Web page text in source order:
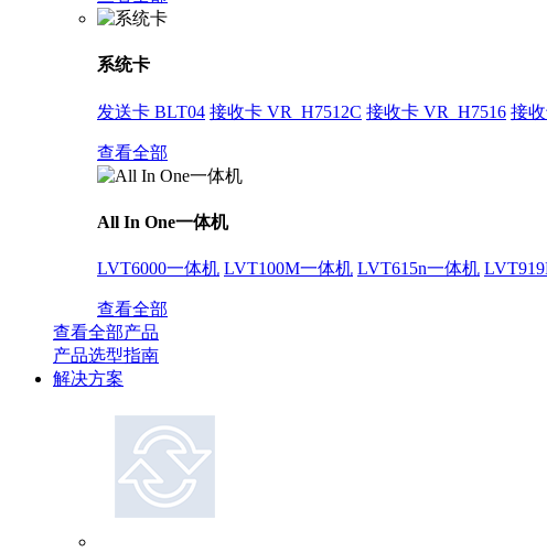
系统卡
发送卡 BLT04 接收卡 VR_H7512C 接收卡 VR_H7516 接
查看全部
All In One一体机
LVT6000一体机 LVT100M一体机 LVT615n一体机
查看全部
查看全部产品
产品选型指南
解决方案